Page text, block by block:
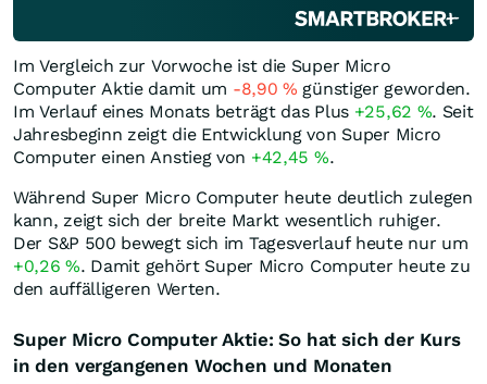
Im Vergleich zur Vorwoche ist die Super Micro
Computer Aktie damit um -8,90% günstiger geworden.
Im Verlauf eines Monats beträgt das Plus +25,62 %. Seit
Jahresbeginn zeigt die Entwicklung von Super Micro
Computer einen Anstieg von +42,45 %.
Während Super Micro Computer heute deutlich zulegen
kann, zeigt sich der breite Markt wesentlich ruhiger.
Der S&P 500 bewegt sich im Tagesverlauf heute nur um
+0,26%. Damit gehört Super Micro Computer heute zu
den auffälligeren Werten.
Super Micro Computer Aktie: So hat sich der Kurs
in den vergangenen Wochen und Monaten